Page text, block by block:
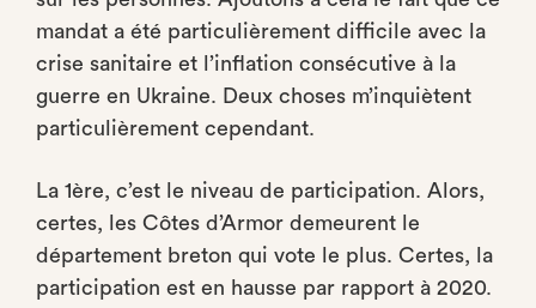
mandat a été particulièrement difficile avec la
crise sanitaire et l’inflation consécutive à la
guerre en Ukraine. Deux choses m’inquiètent
particulièrement cependant.
La 1ère, c’est le niveau de participation. Alors,
certes, les Côtes d’Armor demeurent le
département breton qui vote le plus. Certes, la
participation est en hausse par rapport à 2020.